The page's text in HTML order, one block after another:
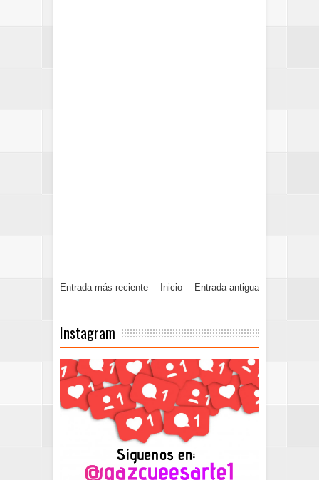
Entrada más reciente Entrada antigua
Inicio
Instagram